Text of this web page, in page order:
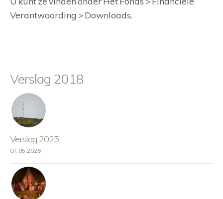
Verantwoording > Downloads.
Verslag 2018
Verslag 2025
07.05.2026